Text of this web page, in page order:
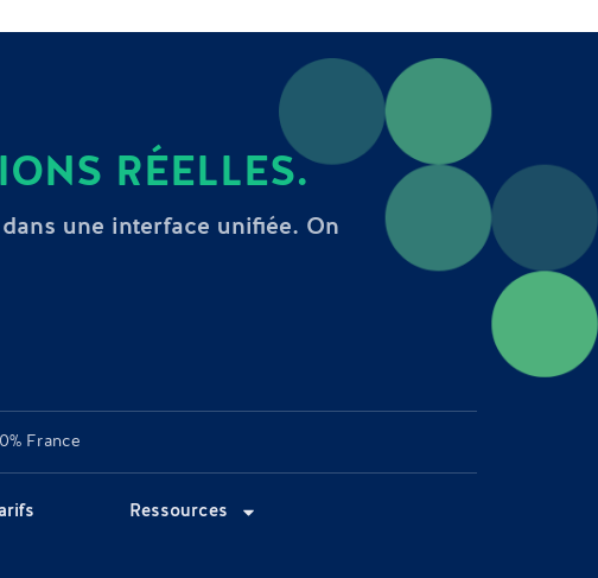
RÉELLES.
une interface unifiée. On
France
Ressources